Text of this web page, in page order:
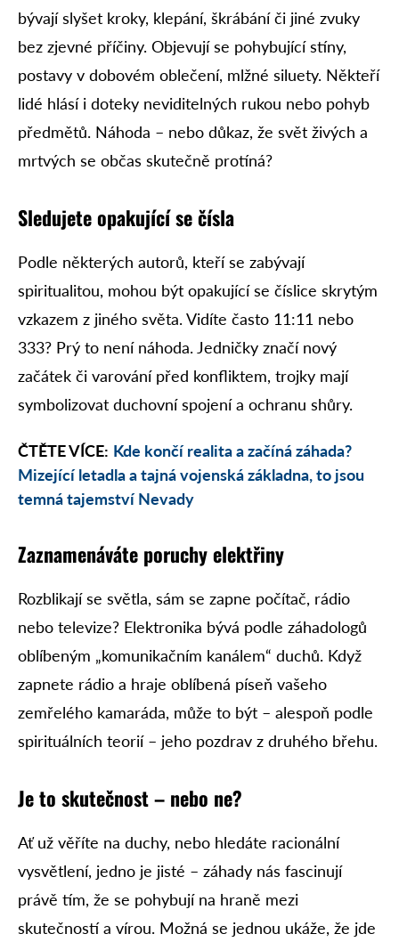
bývají slyšet kroky, klepání, škrábání či jiné zvuky
bez zjevné příčiny. Objevují se pohybující stíny,
postavy v dobovém oblečení, mlžné siluety. Někteří
lidé hlásí i doteky neviditelných rukou nebo pohyb
předmětů. Náhoda – nebo důkaz, že svět živých a
mrtvých se občas skutečně protíná?
Sledujete opakující se čísla
Podle některých autorů, kteří se zabývají
spiritualitou, mohou být opakující se číslice skrytým
vzkazem z jiného světa. Vidíte často 11:11 nebo
333? Prý to není náhoda. Jedničky značí nový
začátek či varování před konfliktem, trojky mají
symbolizovat duchovní spojení a ochranu shůry.
ČTĚTE VÍCE: Kde končí realita a začíná záhada?
Mizející letadla a tajná vojenská základna, to jsou
temná tajemství Nevady
Zaznamenáváte poruchy elektřiny
Rozblikají se světla, sám se zapne počítač, rádio
nebo televize? Elektronika bývá podle záhadologů
oblíbeným „komunikačním kanálem“ duchů. Když
zapnete rádio a hraje oblíbená píseň vašeho
zemřelého kamaráda, může to být – alespoň podle
spirituálních teorií – jeho pozdrav z druhého břehu.
Je to skutečnost – nebo ne?
Ať už věříte na duchy, nebo hledáte racionální
vysvětlení, jedno je jisté – záhady nás fascinují
právě tím, že se pohybují na hraně mezi
skutečností a vírou. Možná se jednou ukáže, že jde